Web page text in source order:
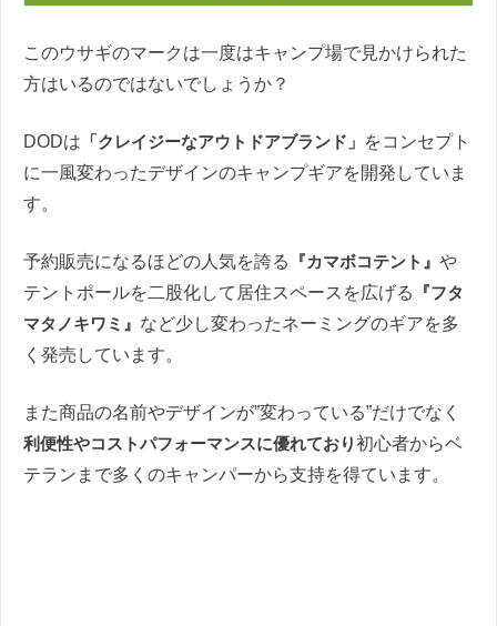
このウサギのマークは一度はキャンプ場で見かけられた
方はいるのではないでしょうか？
DODは 「クレイジーなアウトドアブランド」 をコンセプト
に一風変わったデザインのキャンプギアを開発していま
す。
予約販売になるほどの人気を誇る 『カマボコテント』 や
テントポールを二股化して居住スペースを広げる
『フタ
マタノキワミ』 など少し変わったネーミングのギアを多
く発売しています。
また商品の名前やデザインが”変わっている”だけでなく
利便性やコストパフォーマンスに優れており初心者からベ
テランまで多くのキャンパーから支持を得ています。